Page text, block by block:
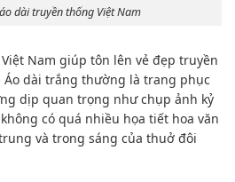
dài truyền thống Việt Nam
Nam giúp tôn lên vẻ đẹp truyền
dài trắng thường là trang phục
dịp quan trọng như chụp ảnh kỷ
có quá nhiều họa tiết hoa văn
và trong sáng của thuở đôi